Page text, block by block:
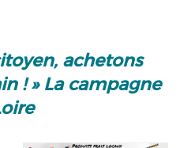
achetons
! » La campagne